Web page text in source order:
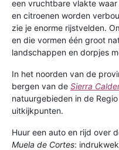
een vruchtbare vlakte
en citroenen worden
zie je enorme rijstvelden.
en die vormen één groot
landschappen en dorpjes
In het noorden van de
bergen van de Sierra
natuurgebieden in de
uitkijkpunten.
Huur een auto en rijd over
Muela de Cortes: